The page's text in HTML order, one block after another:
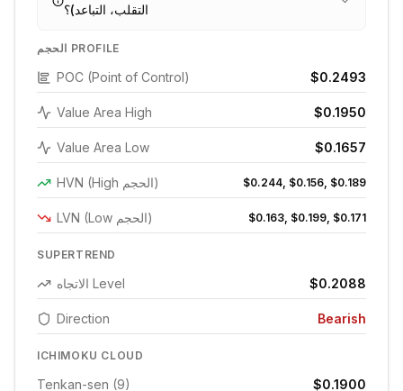
التقلب، التباعد)؟
الحجم PROFILE
POC (Point of Control) $0.2493
Value Area High $0.1950
Value Area Low $0.1657
HVN (High الحجم) $0.244, $0.156, $0.189
LVN (Low الحجم) $0.163, $0.199, $0.171
SUPERTREND
الاتجاه Level $0.2088
Direction Bearish
ICHIMOKU CLOUD
Tenkan-sen (9) $0.1900